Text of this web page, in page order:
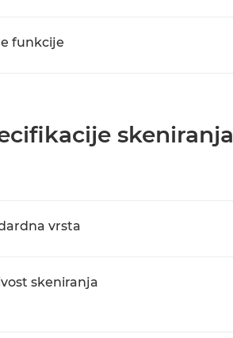
funkcije
skeniranja
vrsta
skeniranja